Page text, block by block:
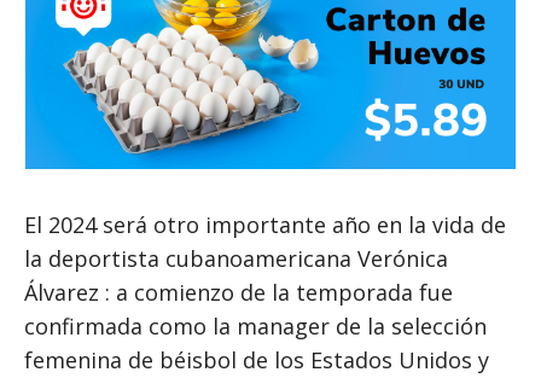
El 2024 será otro importante año en la vida de
la deportista cubanoamericana Verónica
Álvarez : a comienzo de la temporada fue
confirmada como la manager de la selección
femenina de béisbol de los Estados Unidos y